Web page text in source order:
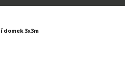
domek 3x3m